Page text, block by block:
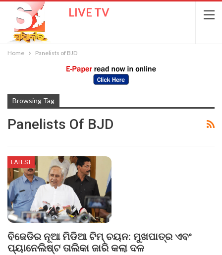
LIVE TV
Home Panelists of BJD
Browsing Tag
Panelists Of BJD
LATEST
ବିଜେଡିର ନୂଆ ମିଡିଆ ଟିମ୍ ଚୟନ: ମୁଖପାତ୍ର ଏବଂ
ପ୍ୟାନେଲିଷ୍ଟ ତାଲିକା ଜାରି କଲା ଦଳ